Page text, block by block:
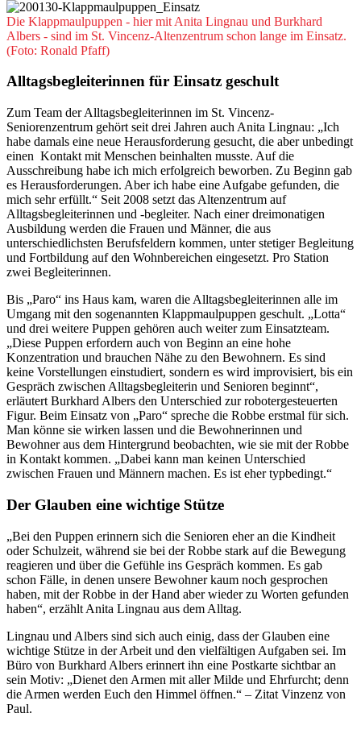
Die Klappmaulpuppen - hier mit Anita Lingnau und Burkhard
Albers - sind im St. Vincenz-Altenzentrum schon lange im Einsatz.
(Foto: Ronald Pfaff)
Alltagsbegleiterinnen für Einsatz geschult
Zum Team der Alltagsbegleiterinnen im St. Vincenz-
Seniorenzentrum gehört seit drei Jahren auch Anita Lingnau: „Ich
habe damals eine neue Herausforderung gesucht, die aber unbedingt
einen Kontakt mit Menschen beinhalten musste. Auf die
Ausschreibung habe ich mich erfolgreich beworben. Zu Beginn gab
es Herausforderungen. Aber ich habe eine Aufgabe gefunden, die
mich sehr erfüllt.“ Seit 2008 setzt das Altenzentrum auf
Alltagsbegleiterinnen und -begleiter. Nach einer dreimonatigen
Ausbildung werden die Frauen und Männer, die aus
unterschiedlichsten Berufsfeldern kommen, unter stetiger Begleitung
und Fortbildung auf den Wohnbereichen eingesetzt. Pro Station
zwei Begleiterinnen.
Bis „Paro“ ins Haus kam, waren die Alltagsbegleiterinnen alle im
Umgang mit den sogenannten Klappmaulpuppen geschult. „Lotta“
und drei weitere Puppen gehören auch weiter zum Einsatzteam.
„Diese Puppen erfordern auch von Beginn an eine hohe
Konzentration und brauchen Nähe zu den Bewohnern. Es sind
keine Vorstellungen einstudiert, sondern es wird improvisiert, bis ein
Gespräch zwischen Alltagsbegleiterin und Senioren beginnt“,
erläutert Burkhard Albers den Unterschied zur robotergesteuerten
Figur. Beim Einsatz von „Paro“ spreche die Robbe erstmal für sich.
Man könne sie wirken lassen und die Bewohnerinnen und
Bewohner aus dem Hintergrund beobachten, wie sie mit der Robbe
in Kontakt kommen. „Dabei kann man keinen Unterschied
zwischen Frauen und Männern machen. Es ist eher typbedingt.“
Der Glauben eine wichtige Stütze
„Bei den Puppen erinnern sich die Senioren eher an die Kindheit
oder Schulzeit, während sie bei der Robbe stark auf die Bewegung
reagieren und über die Gefühle ins Gespräch kommen. Es gab
schon Fälle, in denen unsere Bewohner kaum noch gesprochen
haben, mit der Robbe in der Hand aber wieder zu Worten gefunden
haben“, erzählt Anita Lingnau aus dem Alltag.
Lingnau und Albers sind sich auch einig, dass der Glauben eine
wichtige Stütze in der Arbeit und den vielfältigen Aufgaben sei. Im
Büro von Burkhard Albers erinnert ihn eine Postkarte sichtbar an
sein Motiv: „Dienet den Armen mit aller Milde und Ehrfurcht; denn
die Armen werden Euch den Himmel öffnen.“ – Zitat Vinzenz von
Paul.